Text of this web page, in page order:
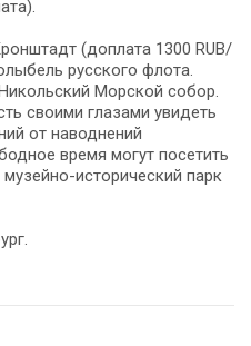
(доплата 1300 RUB/
русского флота.
Морской собор.
своими глазами увидеть
от наводнений
время могут посетить
исторический парк